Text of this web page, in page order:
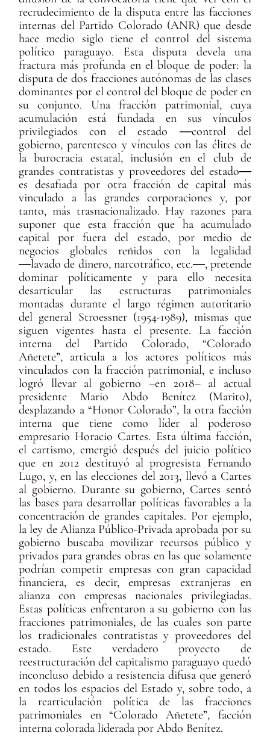
recrudecimiento de la disputa entre las facciones
internas del Partido Colorado (ANR) que desde
hace medio siglo tiene el control del sistema
político paraguayo. Esta disputa devela una
fractura más profunda en el bloque de poder: la
disputa de dos fracciones autónomas de las clases
dominantes por el control del bloque de poder en
su conjunto. Una fracción patrimonial, cuya
acumulación está fundada en sus vínculos
privilegiados con el estado ―control del
gobierno, parentesco y vínculos con las élites de
la burocracia estatal, inclusión en el club de
grandes contratistas y proveedores del estado―
es desafiada por otra fracción de capital más
vinculado a las grandes corporaciones y, por
tanto, más trasnacionalizado. Hay razones para
suponer que esta fracción que ha acumulado
capital por fuera del estado, por medio de
negocios globales reñidos con la legalidad
―lavado de dinero, narcotráfico, etc.―, pretende
dominar políticamente y para ello necesita
desarticular las estructuras patrimoniales
montadas durante el largo régimen autoritario
del general Stroessner (1954-1989), mismas que
siguen vigentes hasta el presente. La facción
interna del Partido Colorado, “Colorado
Añetete”, articula a los actores políticos más
vinculados con la fracción patrimonial, e incluso
logró llevar al gobierno –en 2018– al actual
presidente Mario Abdo Benítez (Marito),
desplazando a “Honor Colorado”, la otra facción
interna que tiene como líder al poderoso
empresario Horacio Cartes. Esta última facción,
el cartismo, emergió después del juicio político
que en 2012 destituyó al progresista Fernando
Lugo, y, en las elecciones del 2013, llevó a Cartes
al gobierno. Durante su gobierno, Cartes sentó
las bases para desarrollar políticas favorables a la
concentración de grandes capitales. Por ejemplo,
la ley de Alianza Público-Privada aprobada por su
gobierno buscaba movilizar recursos público y
privados para grandes obras en las que solamente
podrían competir empresas con gran capacidad
financiera, es decir, empresas extranjeras en
alianza con empresas nacionales privilegiadas.
Estas políticas enfrentaron a su gobierno con las
fracciones patrimoniales, de las cuales son parte
los tradicionales contratistas y proveedores del
estado. Este verdadero proyecto de
reestructuración del capitalismo paraguayo quedó
inconcluso debido a resistencia difusa que generó
en todos los espacios del Estado y, sobre todo, a
la rearticulación política de las fracciones
patrimoniales en “Colorado Añetete”, facción
interna colorada liderada por Abdo Benítez.